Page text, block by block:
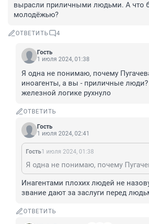
вырасли приличными людьми. А что
молодёжью?
ОТВЕТИТЬ 4
Гость
1 июля 2024, 01:38
Я одна не понимаю, почему
иноагенты, а вы - приличные люди?
железной логике рухнуло
ОТВЕТИТЬ
Гость
1 июля 2024, 02:41
Гость1 июля 2024, 01:38
Инагентами плохих людей не
звание дают за заслуги перед
ОТВЕТИТЬ